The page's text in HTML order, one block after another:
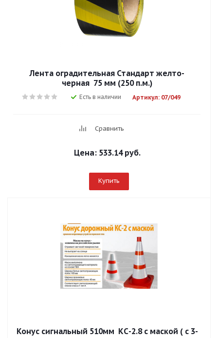
Лента оградительная Стандарт желто-
черная 75 мм (250 п.м.)
Есть в наличии Артикул: 07/049
Сравнить
Цена: 533.14 руб.
Купить
Конус сигнальный 510мм КС-2.8 с маской ( с 3-